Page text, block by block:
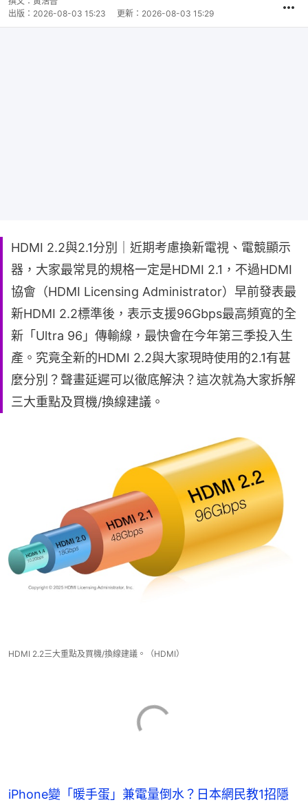
出版： 2026-08-03 15:23 更新： 2026-08-03 15:29
HDMI 2.2與2.1分別｜近期考慮換新電視、電競顯示
器，大家最常見的規格一定是HDMI 2.1，不過HDMI
協會（HDMI Licensing Administrator）早前發表最
新HDMI 2.2標準後，表示支援96Gbps最高頻寬的全
新「Ultra 96」傳輸線，最快會在今年第三季投入生
產。究竟全新的HDMI 2.2與大家現時使用的2.1有甚
麼分別？聲畫延遲可以徹底解決？這次就為大家拆解
三大重點及買機/換線建議。
HDMI 2.2三大重點及買機/換線建議。（HDMI）
iPhone變「暖手蛋」兼電量倒水？日本網民教1招隱